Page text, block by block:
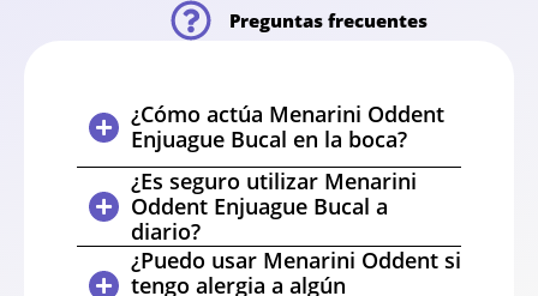
Preguntas frecuentes
¿Cómo actúa Menarini Oddent
Enjuague Bucal en la boca?
¿Es seguro utilizar Menarini
Oddent Enjuague Bucal a
diario?
¿Puedo usar Menarini Oddent si
tengo alergia a algún